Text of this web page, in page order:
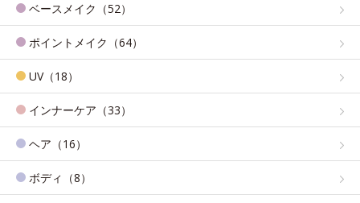
ベースメイク（52）
ポイントメイク（64）
UV（18）
インナーケア（33）
ヘア（16）
ボディ（8）